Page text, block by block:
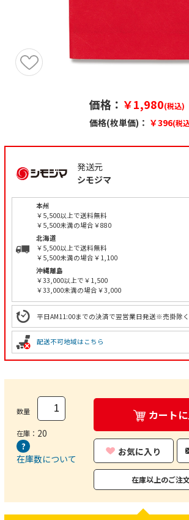
価格： ￥1,980(税込)
価格(枚単価)： ￥396(税
発送元
シモジマ
本州
￥5,500以上で送料無料
￥5,500未満の場合￥880
北海道
￥5,500以上で送料無料
￥5,500未満の場合￥1,100
沖縄離島
￥33,000以上で￥1,500
￥33,000未満の場合￥3,000
平日AM11:00までの決済で翌営業日発送※売掛除く
配送不可地域はこちら
数量
在庫： 20
在庫数について
カート
お気に入り
在庫以上のご注